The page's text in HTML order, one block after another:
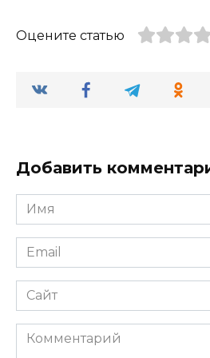
Оцените статью
Добавить
Имя
*
Email
*
Сайт
Комментарий